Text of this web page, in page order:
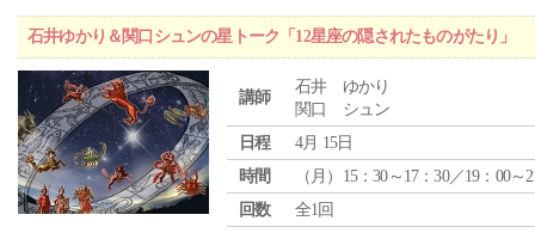
石井ゆかり＆関口シュンの星トーク「12星座の隠されたものがたり」
講師
石井 ゆかり
関口 シュン
日程
4月 15日
時間
（月）15：30～17：30／19：00～
回数
全1回